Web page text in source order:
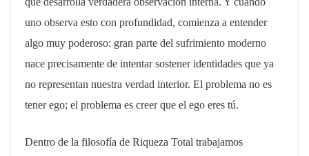
uno observa esto con profundidad, comienza a entender
algo muy poderoso: gran parte del sufrimiento moderno
nace precisamente de intentar sostener identidades que ya
no representan nuestra verdad interior. El problema no es
tener ego; el problema es creer que el ego eres tú.
Dentro de la filosofía de Riqueza Total trabajamos